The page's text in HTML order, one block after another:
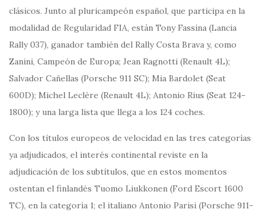
clásicos. Junto al pluricampeón español, que participa en la
modalidad de Regularidad FIA, están Tony Fassina (Lancia
Rally 037), ganador también del Rally Costa Brava y, como
Zanini, Campeón de Europa; Jean Ragnotti (Renault 4L);
Salvador Cañellas (Porsche 911 SC); Mia Bardolet (Seat
600D); Michel Leclère (Renault 4L); Antonio Rius (Seat 124-
1800); y una larga lista que llega a los 124 coches.
Con los títulos europeos de velocidad en las tres categorías
ya adjudicados, el interés continental reviste en la
adjudicación de los subtítulos, que en estos momentos
ostentan el finlandés Tuomo Liukkonen (Ford Escort 1600
TC), en la categoría 1; el italiano Antonio Parisi (Porsche 911-